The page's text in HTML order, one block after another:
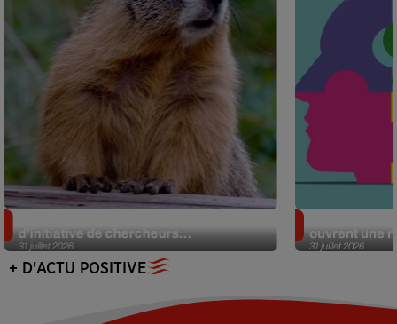
31 juillet 2026
d’initiative de chercheurs...
31 juillet 2026
ouvrent une
+ D'ACTU POSITIVE